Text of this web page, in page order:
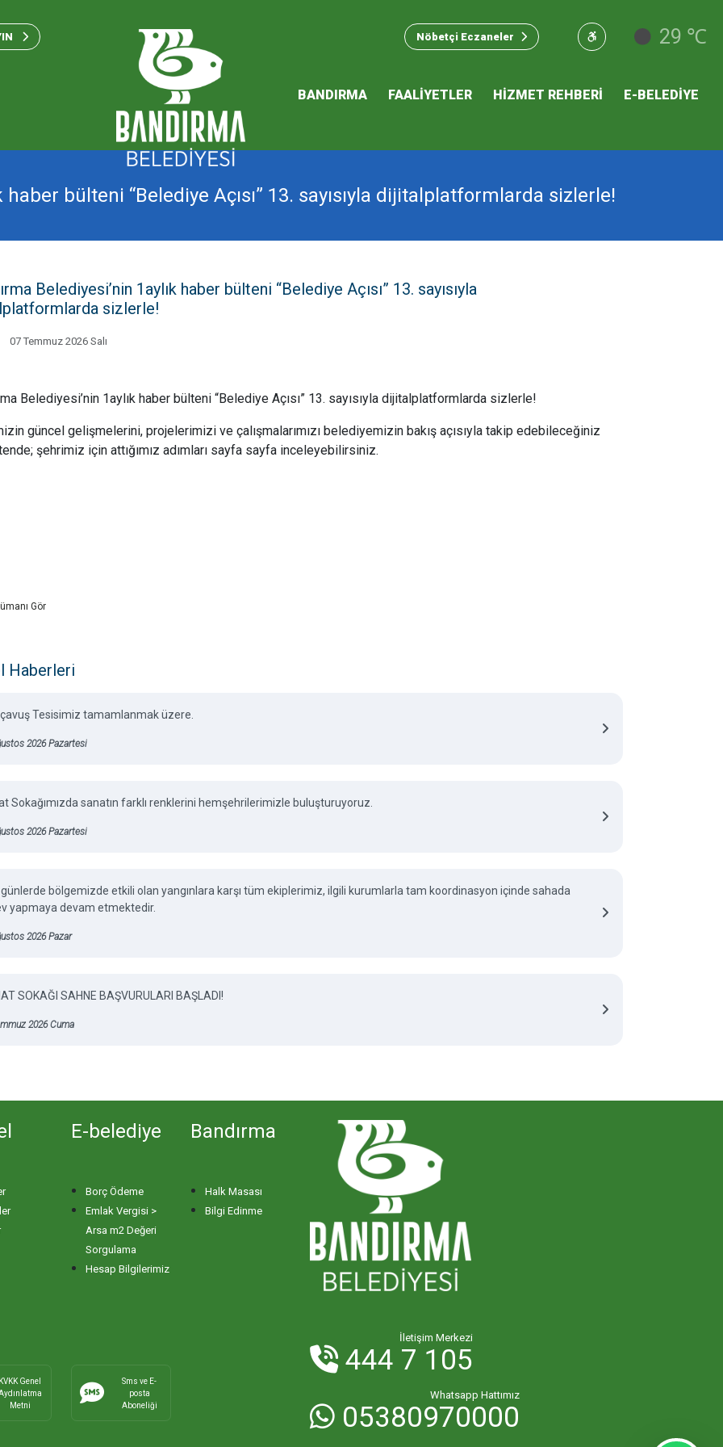
Nöbetçi Eczaneler 29 ℃
2026 Performans Programı
BANDIRMA FAALİYETLER HİZMET REHBERİ E-BELEDİYE
haber bülteni “Belediye Açısı” 13. sayısıyla dijitalplatformlarda sizlerle!
Belediyesi’nin 1aylık haber bülteni “Belediye Açısı” 13. sayısıyla
sizlerle!
07 Temmuz 2026 Salı
Belediyesi’nin 1aylık haber bülteni “Belediye Açısı” 13. sayısıyla dijitalplatformlarda sizlerle!
güncel gelişmelerini, projelerimizi ve çalışmalarımızı belediyemizin bakış açısıyla takip edebileceğiniz
şehrimiz için attığımız adımları sayfa sayfa inceleyebilirsiniz.
Gör
Haberleri
Tesisimiz tamamlanmak üzere.
2026 Pazartesi
Sokağımızda sanatın farklı renklerini hemşehrilerimizle buluşturuyoruz.
2026 Pazartesi
bölgemizde etkili olan yangınlara karşı tüm ekiplerimiz, ilgili kurumlarla tam koordinasyon içinde sahada
yapmaya devam etmektedir.
2026 Pazar
SOKAĞI SAHNE BAŞVURULARI BAŞLADI!
2026 Cuma
E-belediye
Borç Ödeme
Emlak Vergisi >
Arsa m2 Değeri
Sorgulama
Hesap Bilgilerimiz
Bandırma
Halk Masası
Bilgi Edinme
KVKK Genel
Metni
Sms ve E-
posta
Aboneliği
İletişim Merkezi
444 7 105
Whatsapp Hattımız
05380970000